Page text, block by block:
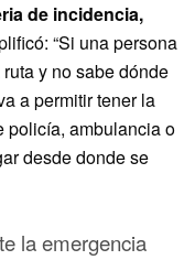
de incidencia,
“Si una persona
y no sabe dónde
a permitir tener la
policía, ambulancia o
desde donde se
la emergencia